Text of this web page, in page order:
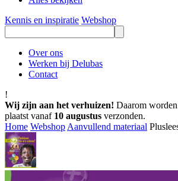
Kennis en inspiratie Webshop
Over ons
Werken bij Delubas
Contact
!
Wij zijn aan het verhuizen! Daarom
plaatst vanaf 10 augustus verzonden.
Home Webshop Aanvullend materiaal